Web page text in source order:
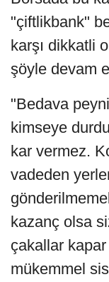
"çiftlikbank"
karşı dikkatli
şöyle devam
"Bedava
kimseye
kar vermez.
vadeden
kazanç olsa
çakallar
mükemmel